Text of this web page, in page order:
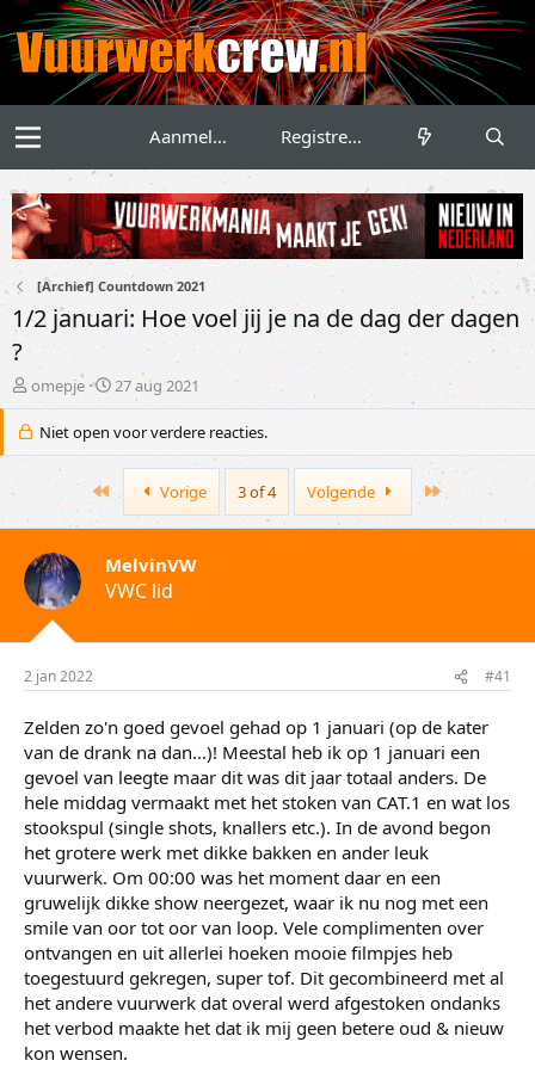
Aanmelden Registreren
[Archief] Countdown 2021
1/2 januari: Hoe voel jij je na de dag der dagen
?
T
o
p
a
r
t
e
omepje
S
t
a
d
t
u
m
27 aug 2021
Niet open voor verdere reacties.
First Vorige 3 of 4 Volgende
MelvinVW
VWC lid
2 jan 2022 #41
Zelden zo'n goed gevoel gehad op 1 januari (op de kater
van de drank na dan...)! Meestal heb ik op 1 januari een
gevoel van leegte maar dit was dit jaar totaal anders. De
hele middag vermaakt met het stoken van CAT.1 en wat los
stookspul (single shots, knallers etc.). In de avond begon
het grotere werk met dikke bakken en ander leuk
vuurwerk. Om 00:00 was het moment daar en een
gruwelijk dikke show neergezet, waar ik nu nog met een
smile van oor tot oor van loop. Vele complimenten over
ontvangen en uit allerlei hoeken mooie filmpjes heb
toegestuurd gekregen, super tof. Dit gecombineerd met al
het andere vuurwerk dat overal werd afgestoken ondanks
het verbod maakte het dat ik mij geen betere oud & nieuw
kon wensen.